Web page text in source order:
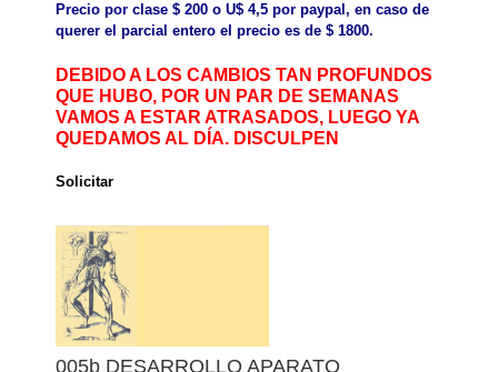
Precio por clase $ 200 o U$ 4,5 por paypal, en caso de
querer el parcial entero el precio es de $ 1800.
DEBIDO A LOS CAMBIOS TAN PROFUNDOS
QUE HUBO, POR UN PAR DE SEMANAS
VAMOS A ESTAR ATRASADOS, LUEGO YA
QUEDAMOS AL DÍA. DISCULPEN
Solicitar
005b DESARROLLO APARATO